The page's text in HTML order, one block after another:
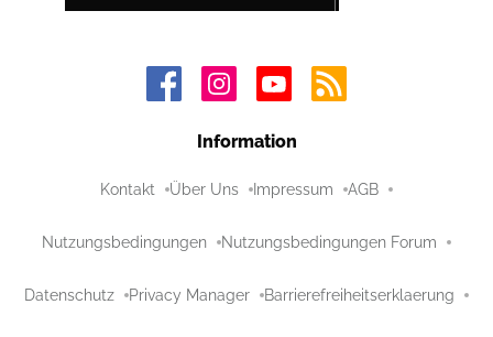
Information
Kontakt Über Uns Impressum AGB
Nutzungsbedingungen Nutzungsbedingungen Forum
Datenschutz Privacy Manager Barrierefreiheitserklaerung